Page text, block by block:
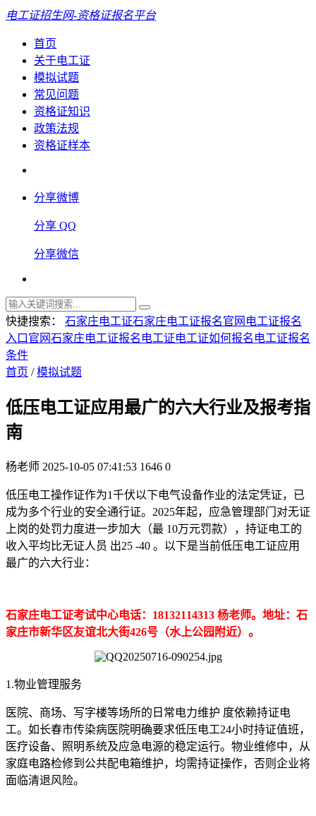
电工证招生网-资格证报名平台
首页
关于电工证
模拟试题
常见问题
资格证知识
政策法规
资格证样本
分享微博
分享 QQ
分享微信
快捷搜索： 石家庄电工证石家庄电工证报名官网 电工证报名
入口官网石家庄电工证报名 电工证电工证如何报名 电工证报名
条件
首页 /模拟试题
低压电工证应用最广的六大行业及报考指
南
杨老师 2025-10-05 07:41:53 1646 0
低压电工操作证作为1千伏以下电气设备作业的法定凭证，已
成为多个行业的安全通行证。2025年起，应急管理部门对无证
上岗的处罚力度进一步加大（最 10万元罚款），持证电工的
收入平均比无证人员 出25 -40 。以下是当前低压电工证应用
最广的六大行业：
石家庄电工证考试中心电话：18132114313 杨老师。地址：石
家庄市新华区友谊北大街426号（水上公园附近）。
1.物业管理服务
医院、商场、写字楼等场所的日常电力维护 度依赖持证电
工。如长春市传染病医院明确要求低压电工24小时持证值班，
医疗设备、照明系统及应急电源的稳定运行。物业维修中，从
家庭电路检修到公共配电箱维护，均需持证操作，否则企业将
面临清退风险。